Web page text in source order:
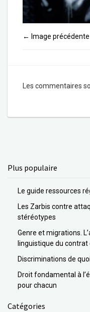
← Image précédente
Les commentaires
Plus populaire
Le guide ressources
Les Zarbis contre
stéréotypes
Genre et migrations.
linguistique du contrat
Discriminations de
Droit fondamental à
pour chacun
Catégories